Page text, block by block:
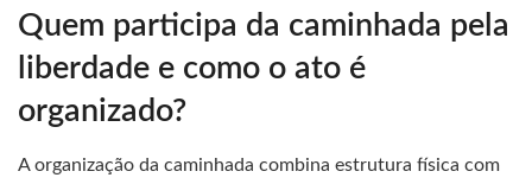
Quem participa da caminhada pela
liberdade e como o ato é
organizado?
A organização da caminhada combina estrutura física com